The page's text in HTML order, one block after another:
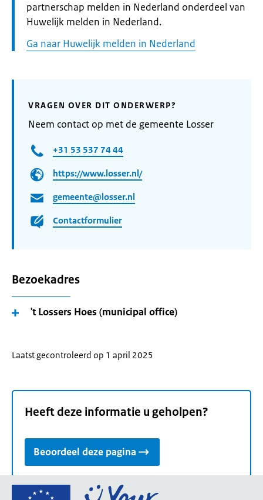
partnerschap melden in Nederland onderdeel van
Huwelijk melden in Nederland.
Ga naar Huwelijk melden in Nederland
VRAGEN OVER DIT ONDERWERP?
Neem contact op met de gemeente Losser
+31 53 537 74 44
https://www.losser.nl/
gemeente@losser.nl
Contactformulier
Bezoekadres
't Lossers Hoes (municipal office)
Laatst gecontroleerd op 1 april 2025
Heeft deze informatie u geholpen?
Beoordeel deze pagina
Ga